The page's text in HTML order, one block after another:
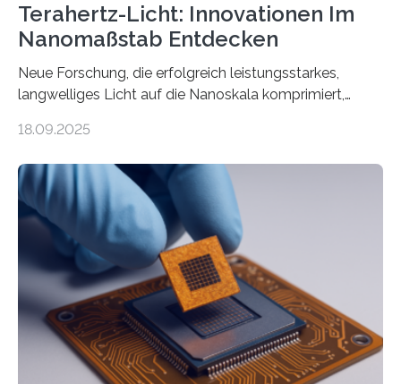
Terahertz-Licht: Innovationen Im
Nanomaßstab Entdecken
Neue Forschung, die erfolgreich leistungsstarkes,
langwelliges Licht auf die Nanoskala komprimiert,
optoelektronischen Geräten ermöglichen, geleitet von
Forschung, die erfolgreich leistungsstarkes,
langwelliges Licht auf die Nanoskala komprimiert,
könnte Fortschritte in der Terahertz-Optik und bei
optoelektronischen Geräten ermöglichen, geleitet von
Vanderbilt und dem Fritz-Haber-Institut Josh Caldwell,
Professor für Maschinenbau und Direktor des
interdisziplinären Graduiertenprogramms für
Materialwissenschaften an der Vanderbilt University,
und Alexander Paarmann vom Fritz-Haber-Institut
leiteten ein internationales Forschungsprojekt, das…
18.09.2025